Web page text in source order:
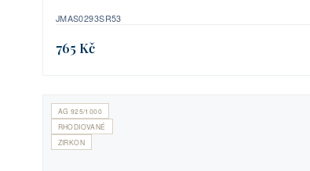
JMAS0293SR53
765 Kč
AG 925/1000
RHODIOVANÉ
ZIRKON